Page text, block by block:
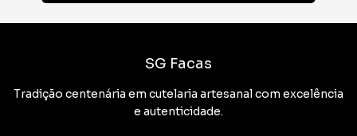
SG Facas
Tradição centenária em cutelaria artesanal com excelência
e autenticidade.